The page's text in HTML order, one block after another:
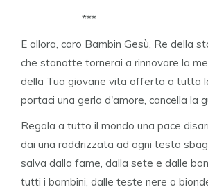
***
E allora, caro Bambin Gesù, Re della
che stanotte tornerai a rinnovare la
della Tua giovane vita offerta a tutta
portaci una gerla d'amore, cancella la
Regala a tutto il mondo una pace
dai una raddrizzata ad ogni testa
salva dalla fame, dalla sete e dalle
tutti i bambini, dalle teste nere o